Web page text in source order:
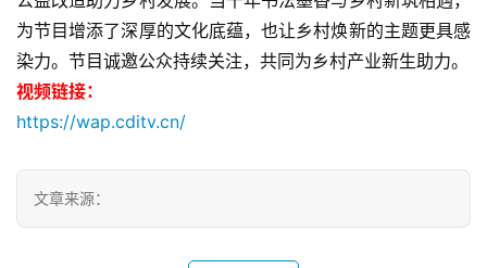
为节目增添了深厚的文化底蕴，也让乡村焕新的主题更具感
染力。节目诚邀公众持续关注，共同为乡村产业新生助力。
视频链接：
https://wap.cditv.cn/
文章来源：